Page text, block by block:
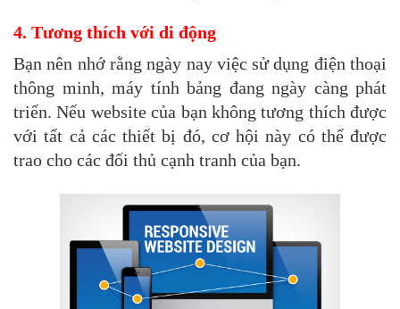
4. Tương thích với di động
Bạn nên nhớ rằng ngày nay việc sử dụng điện thoại
thông minh, máy tính bảng đang ngày càng phát
triển. Nếu website của bạn không tương thích được
với tất cả các thiết bị đó, cơ hội này có thể được
trao cho các đối thủ cạnh tranh của bạn.